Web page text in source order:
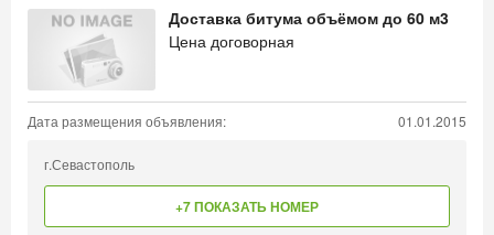
Доставка битума объёмом до 60 м3
Цена договорная
Дата размещения объявления: 01.01.2015
г.Севастополь
+7 ПОКАЗАТЬ НОМЕР